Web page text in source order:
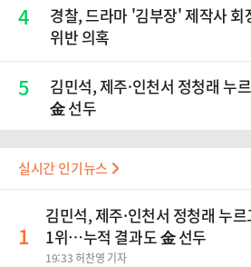
4
경찰, 드라마 '김부장' 제작사
위반 의혹
5
김민석, 제주·인천서 정청래 누
金 선두
실시간 인기뉴스
1
김민석, 제주·인천서 정청래 누르
1위…누적 결과도 金 선두
19:33 허찬영 기자